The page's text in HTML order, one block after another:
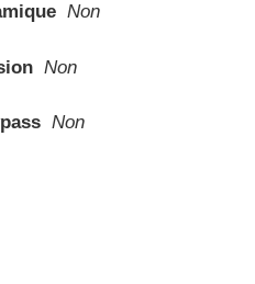
Non
Non
Non